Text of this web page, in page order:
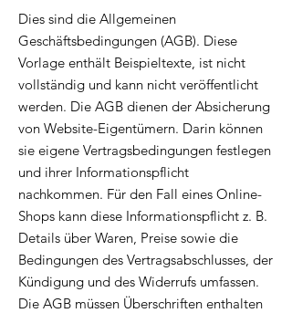
Dies sind die Allgemeinen
Geschäftsbedingungen (AGB). Diese
Vorlage enthält Beispieltexte, ist nicht
vollständig und kann nicht veröffentlicht
werden. Die AGB dienen der Absicherung
von Website-Eigentümern. Darin können
sie eigene Vertragsbedingungen festlegen
und ihrer Informationspflicht
nachkommen. Für den Fall eines Online-
Shops kann diese Informationspflicht z. B.
Details über Waren, Preise sowie die
Bedingungen des Vertragsabschlusses, der
Kündigung und des Widerrufs umfassen.
Die AGB müssen Überschriften enthalten